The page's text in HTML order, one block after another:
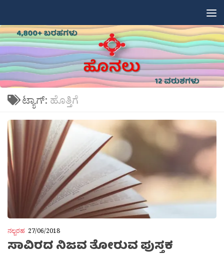
ಟ್ಯಾಗ್: ಹೊತ್ತಿಗೆ
ನಲ್ಬರಹ 27/06/2018
ಸಾವಿರದ ನಿಜವ ತೋರುವ ಪುಸ್ತಕ